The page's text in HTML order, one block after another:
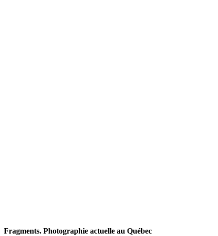
Fragments. Photographie actuelle au Québec